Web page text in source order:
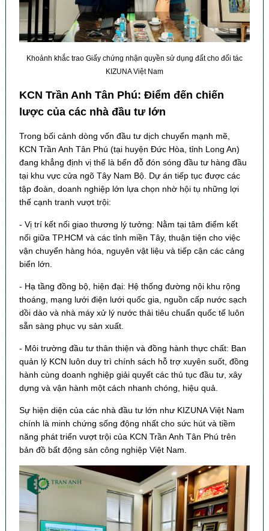
Khoảnh khắc trao Giấy chứng nhận quyền sử dụng đất cho đối tác
KIZUNA Việt Nam
KCN Trần Anh Tân Phú: Điểm đến chiến
lược của các nhà đầu tư lớn
Trong bối cảnh dòng vốn đầu tư dịch chuyển mạnh mẽ,
KCN Trần Anh Tân Phú (tại huyện Đức Hòa, tỉnh Long An)
đang khẳng định vị thế là bến đỗ đón sóng đầu tư hàng đầu
tại khu vực cửa ngõ Tây Nam Bộ. Dự án tiếp tục được các
tập đoàn, doanh nghiệp lớn lựa chọn nhờ hội tụ những lợi
thế cạnh tranh vượt trội:
- Vị trí kết nối giao thương lý tưởng: Nằm tại tâm điểm kết
nối giữa TP.HCM và các tỉnh miền Tây, thuận tiện cho việc
vận chuyển hàng hóa, nguyên vật liệu và tiếp cận các cảng
biển lớn.
- Hạ tầng đồng bộ, hiện đại: Hệ thống đường nội khu rộng
thoáng, mạng lưới điện lưới quốc gia, nguồn cấp nước sạch
dồi dào và nhà máy xử lý nước thải tiêu chuẩn quốc tế luôn
sẵn sàng phục vụ sản xuất.
- Môi trường đầu tư thân thiện và đồng hành thực chất: Ban
quản lý KCN luôn duy trì chính sách hỗ trợ xuyên suốt, đồng
hành cùng doanh nghiệp giải quyết các thủ tục đầu tư, xây
dựng và vận hành một cách nhanh chóng, hiệu quả.
Sự hiện diện của các nhà đầu tư lớn như KIZUNA Việt Nam
chính là minh chứng sống động nhất cho sức hút và tiềm
năng phát triển vượt trội của KCN Trần Anh Tân Phú trên
bản đồ bất động sản công nghiệp Việt Nam.